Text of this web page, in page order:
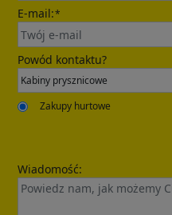
E-mail:*
Powód kontaktu?
Zakupy hurtowe
Wiadomość: